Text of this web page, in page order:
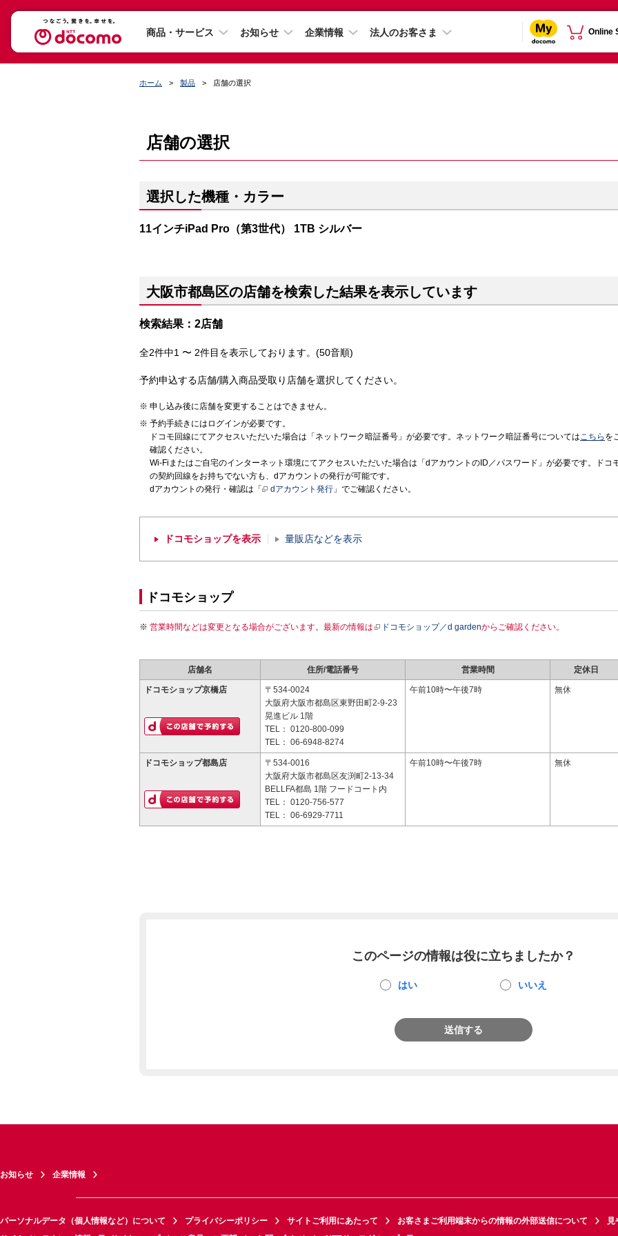
商品・サービス お知らせ 企業情報 法人のお客さま Online
ホーム 製品 店舗の選択
店舗の選択
選択した機種・カラー
11インチiPad Pro（第3世代） 1TB シルバー
大阪市都島区の店舗を検索した結果を表示しています
検索結果：2店舗
全2件中1 〜 2件目を表示しております。(50音順)
予約申込する店舗/購入商品受取り店舗を選択してください。
申し込み後に店舗を変更することはできません。
予約手続きにはログインが必要です。
ドコモ回線にてアクセスいただいた場合は「ネットワーク暗証番号」が必要です。ネットワーク暗証番号についてはこちら を
確認ください。
Wi-Fiまたはご自宅のインターネット環境にてアクセスいただいた場合は「dアカウントのID／パスワード」が必要です。ドコ
の契約回線をお持ちでない方も、dアカウントの発行が可能です。
dアカウントの発行・確認は「
dアカウント発行 」でご確認ください。
ドコモショップを表示 量販店などを表示
ドコモショップ
営業時間などは変更となる場合がございます。最新の情報は ドコモショップ／d gardenからご確認ください。
店舗名 住所/電話番号 営業時間 定休日
ドコモショップ京橋店
〒534-0024
大阪府大阪市都島区東野田町2-9-23
晃進ビル 1階
TEL： 0120-800-099
TEL： 06-6948-8274
午前10時〜午後7時 無休
ドコモショップ都島店
〒534-0016
大阪府大阪市都島区友渕町2-13-34
BELLFA都島 1階 フードコート内
TEL： 0120-756-577
TEL： 06-6929-7711
午前10時〜午後7時 無休
このページの情報は役に立ちましたか？
はい いいえ
送信する
お知らせ 企業情報
パーソナルデータ（個人情報など）について プライバシーポリシー サイトご利用にあたって お客さまご利用端末からの情報の外部送信について
見